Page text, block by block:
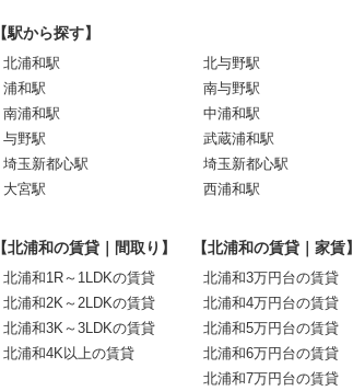
【駅から探す】
北浦和駅
浦和駅
南浦和駅
与野駅
埼玉新都心駅
大宮駅
北与野駅
南与野駅
中浦和駅
武蔵浦和駅
埼玉新都心駅
西浦和駅
【北浦和の賃貸｜間取り】
北浦和1R～1LDKの賃貸
北浦和2K～2LDKの賃貸
北浦和3K～3LDKの賃貸
北浦和4K以上の賃貸
【北浦和の賃貸｜家賃】
北浦和3万円台の賃貸
北浦和4万円台の賃貸
北浦和5万円台の賃貸
北浦和6万円台の賃貸
北浦和7万円台の賃貸